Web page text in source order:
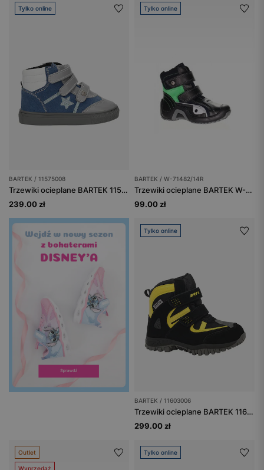
Tylko online
BARTEK / 11575008
Trzewiki ocieplane BARTEK 11575008, niebiesko-szary
239.00 zł
Tylko online
BARTEK / W-71482/14R
Trzewiki ocieplane BARTEK W-71482/14R, dla chłopców, granatowo-zielony
99.00 zł
Tylko online
BARTEK / 11603006
Trzewiki ocieplane BARTEK 11603006, czarny
299.00 zł
Outlet
Wyprzedaż
Tylko online